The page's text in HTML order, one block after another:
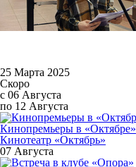
25 Марта 2025
Скоро
с 06 Августа
по 12 Августа
Кинопремьеры в «Октябре»
Кинотеатр «Октябрь»
07 Августа